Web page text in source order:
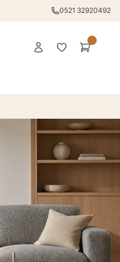
0521 32920492